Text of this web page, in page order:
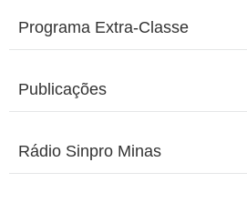
Programa Extra-Classe
Publicações
Rádio Sinpro Minas